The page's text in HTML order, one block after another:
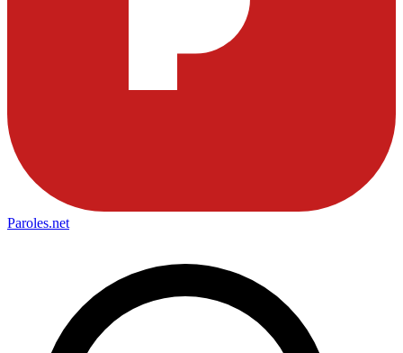
Paroles.net